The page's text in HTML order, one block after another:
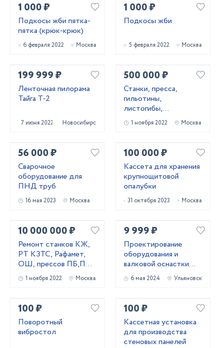
1 000 ₽
Подкосы жби пятка-
пятка (крюк-крюк)
6 февраля 2022 Москва
1 000 ₽
Подкосы жби
5 февраля 2022 Москва
199 999 ₽
Ленточная пилорама
Тайга Т-2
7 июня 2022 Новосибирск
500 000 ₽
Станки, пресса,
гильотины,
листогибы,
трубогибы, вальцы,
молоты
1 ноября 2022 Москва
56 000 ₽
Сварочное
оборудование для
ПНД труб
16 мая 2023 Москва
100 000 ₽
Кассета для хранения
крупнощитовой
опалубки
31 октября 2023 Москва
10 000 000 ₽
Ремонт станков КЖ,
РТ КЗТС, Рафамет,
ОШ, прессов ПБ,ПА,
ПО, домкратов
1 ноября 2022 Москва
9 999 ₽
Проектирование
оборудования и
валковой оснастки
для профилирования
металла
6 мая 2024 Ульяновск
100 ₽
Поворотный
вибростол
100 ₽
Кассетная установка
для производства
стеновых панелей